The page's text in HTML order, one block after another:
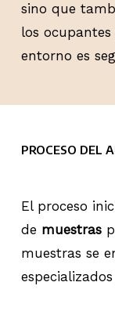
sino que
los
entorno es
PROCESO DEL
El proceso
de muestras
muestras se